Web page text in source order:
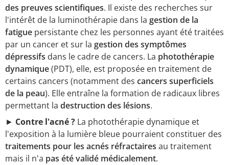
des preuves scientifiques. Il existe des recherches sur
l'intérêt de la luminothérapie dans la gestion de la
fatigue persistante chez les personnes ayant été traitées
par un cancer et sur la gestion des symptômes
dépressifs dans le cadre de cancers. La photothérapie
dynamique(PDT), elle, est proposée en traitement de
certains cancers (notamment des cancers superficiels
de la peau). Elle entraîne la formation de radicaux libres
permettant la destruction des lésions.
► Contre l'acné ? La photothérapie dynamique et
l'exposition à la lumière bleue pourraient constituer des
traitements pour les acnés réfractaires au traitement
mais il n'a pas été validé médicalement.